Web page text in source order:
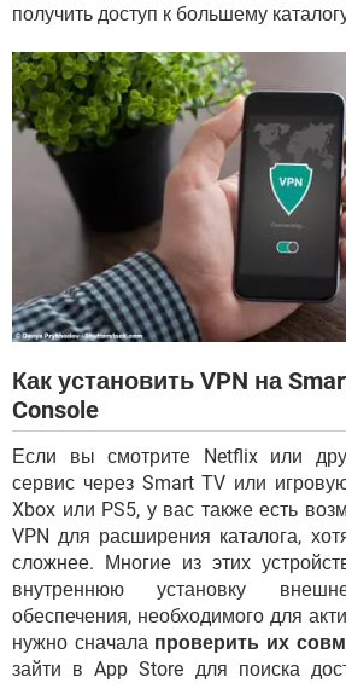
получить доступ к большему
Как установить VPN на
Console
Если вы смотрите Netflix или
сервис через Smart TV или
Xbox или PS5, у вас также есть
VPN для расширения каталога,
сложнее. Многие из этих
внутреннюю установку
обеспечения, необходимого для
нужно сначала проверить их
зайти в App Store для поиска